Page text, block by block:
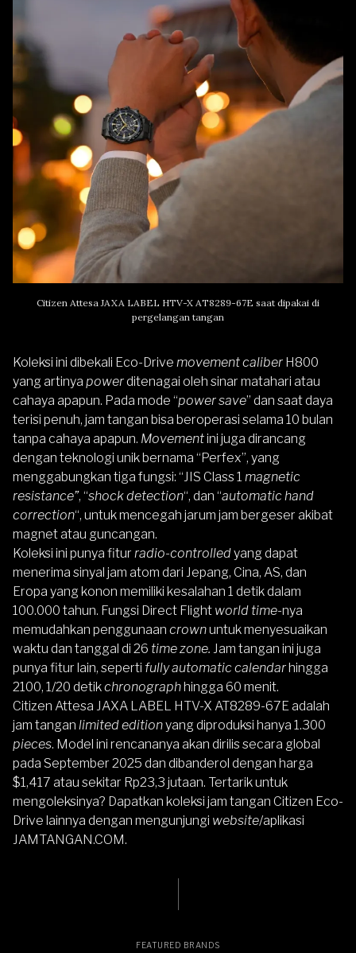
Citizen Attesa JAXA LABEL HTV-X AT8289-67E saat dipakai di
pergelangan tangan
Koleksi ini dibekali Eco-Drive movement caliber H800
yang artinya powerditenagai oleh sinar matahari atau
cahaya apapun. Pada mode “power save” dan saat daya
terisi penuh, jam tangan bisa beroperasi selama 10 bulan
tanpa cahaya apapun. Movementini juga dirancang
dengan teknologi unik bernama “Perfex”, yang
menggabungkan tiga fungsi: “JIS Class 1 magnetic
resistance”, “shock detection“, dan “automatic hand
correction“, untuk mencegah jarum jam bergeser akibat
magnet atau guncangan.
Koleksi ini punya fitur radio-controlledyang dapat
menerima sinyal jam atom dari Jepang, Cina, AS, dan
Eropa yang konon memiliki kesalahan 1 detik dalam
100.000 tahun. Fungsi Direct Flight world time-nya
memudahkan penggunaan crownuntuk menyesuaikan
waktu dan tanggal di 26 time zone. Jam tangan ini juga
punya fitur lain, seperti fully automatic calendar hingga
2100, 1/20 detikchronograph hingga 60 menit.
Citizen Attesa JAXA LABEL HTV-X AT8289-67E adalah
jam tangan limited editionyang diproduksi hanya 1.300
pieces. Model ini rencananya akan dirilis secara global
pada September 2025 dan dibanderol dengan harga
$1,417 atau sekitar Rp23,3 jutaan. Tertarik untuk
mengoleksinya? Dapatkan koleksi jam tangan Citizen Eco-
Drive lainnya dengan mengunjungi website/aplikasi
JAMTANGAN.COM.
FEATURED BRANDS